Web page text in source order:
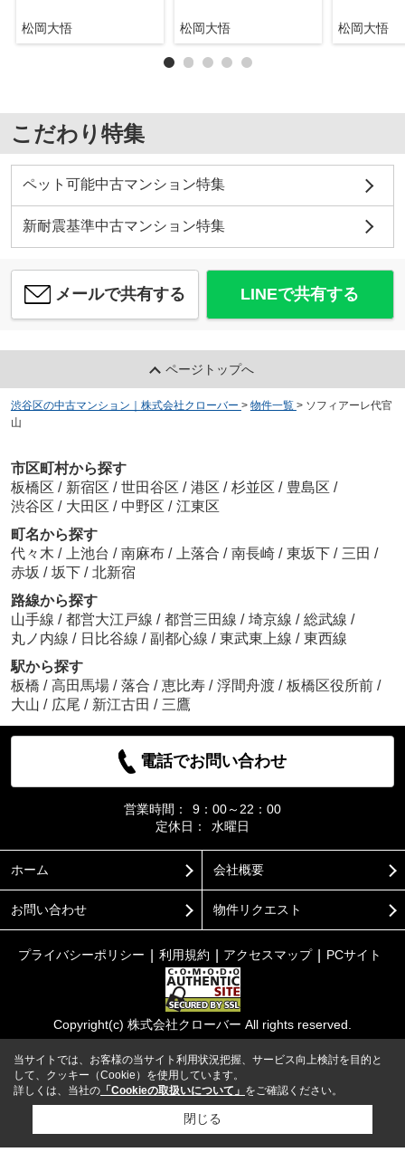
松岡大悟 松岡大悟 松岡大悟
こだわり特集
ペット可能中古マンション特集
新耐震基準中古マンション特集
メールで共有する LINEで共有する
ページトップへ
渋谷区の中古マンション｜株式会社クローバー > 物件一覧 > ソフィアーレ代官
山
市区町村から探す
板橋区 / 新宿区 / 世田谷区 / 港区 / 杉並区 / 豊島区 /
渋谷区 / 大田区 / 中野区 / 江東区
町名から探す
代々木 / 上池台 / 南麻布 / 上落合 / 南長崎 / 東坂下 / 三田 /
赤坂 / 坂下 / 北新宿
路線から探す
山手線 / 都営大江戸線 / 都営三田線 / 埼京線 / 総武線 /
丸ノ内線 / 日比谷線 / 副都心線 / 東武東上線 / 東西線
駅から探す
板橋 / 高田馬場 / 落合 / 恵比寿 / 浮間舟渡 / 板橋区役所前 /
大山 / 広尾 / 新江古田 / 三鷹
電話でお問い合わせ
営業時間：
9：00～22：00
定休日：
水曜日
ホーム 会社概要
お問い合わせ 物件リクエスト
プライバシーポリシー 利用規約 アクセスマップ PCサイト
Copyright(c) 株式会社クローバー All rights reserved.
当サイトでは、お客様の当サイト利用状況把握、サービス向上検討を目的と
して、クッキー（Cookie）を使用しています。
詳しくは、当社の 「Cookieの取扱いについて」 をご確認ください。
閉じる